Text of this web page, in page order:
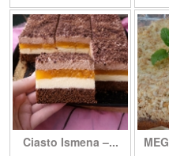
Ciasto Ismena –...